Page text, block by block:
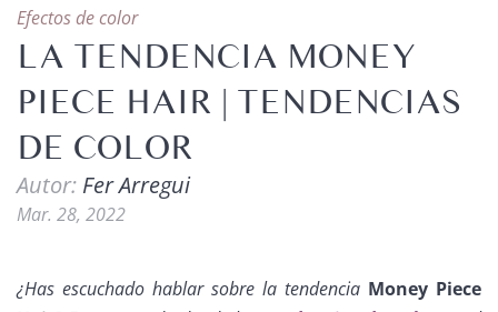
Efectos de color
LA TENDENCIA MONEY
PIECE HAIR | TENDENCIAS
DE COLOR
Autor: Fer Arregui
Mar. 28, 2022
¿Has escuchado hablar sobre la tendencia Money Piece